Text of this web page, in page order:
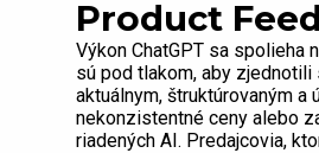
Product
Výkon ChatGPT sa spolieha
sú pod tlakom, aby zjednotili
aktuálnym, štruktúrovaným
nekonzistentné ceny alebo
riadených AI. Predajcovia,